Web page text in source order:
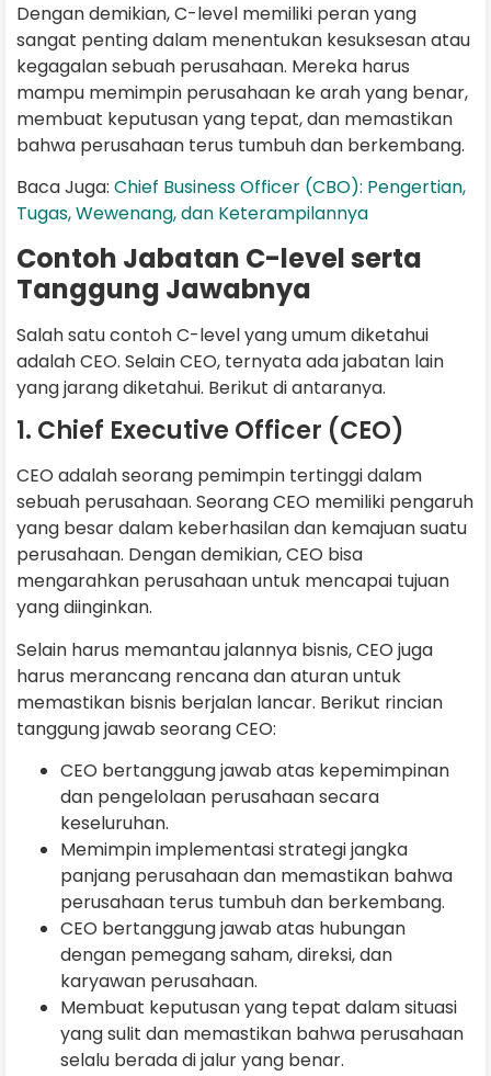
Dengan demikian, C-level memiliki peran yang
sangat penting dalam menentukan kesuksesan atau
kegagalan sebuah perusahaan. Mereka harus
mampu memimpin perusahaan ke arah yang benar,
membuat keputusan yang tepat, dan memastikan
bahwa perusahaan terus tumbuh dan berkembang.
Baca Juga: Chief Business Officer (CBO): Pengertian,
Tugas, Wewenang, dan Keterampilannya
Contoh Jabatan C-level serta
Tanggung Jawabnya
Salah satu contoh C-level yang umum diketahui
adalah CEO. Selain CEO, ternyata ada jabatan lain
yang jarang diketahui. Berikut di antaranya.
1. Chief Executive Officer (CEO)
CEO adalah seorang pemimpin tertinggi dalam
sebuah perusahaan. Seorang CEO memiliki pengaruh
yang besar dalam keberhasilan dan kemajuan suatu
perusahaan. Dengan demikian, CEO bisa
mengarahkan perusahaan untuk mencapai tujuan
yang diinginkan.
Selain harus memantau jalannya bisnis, CEO juga
harus merancang rencana dan aturan untuk
memastikan bisnis berjalan lancar. Berikut rincian
tanggung jawab seorang CEO:
CEO bertanggung jawab atas kepemimpinan
dan pengelolaan perusahaan secara
keseluruhan.
Memimpin implementasi strategi jangka
panjang perusahaan dan memastikan bahwa
perusahaan terus tumbuh dan berkembang.
CEO bertanggung jawab atas hubungan
dengan pemegang saham, direksi, dan
karyawan perusahaan.
Membuat keputusan yang tepat dalam situasi
yang sulit dan memastikan bahwa perusahaan
selalu berada di jalur yang benar.